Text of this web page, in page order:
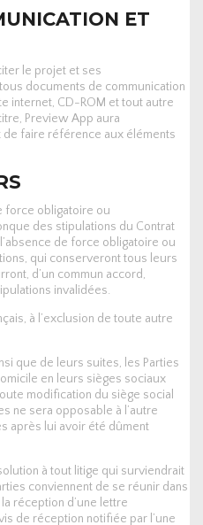
ET
le projet et ses
documents de communication
internet, CD-ROM et tout autre
Preview App aura
de faire référence aux éléments
force obligatoire ou
des stipulations du Contrat
de force obligatoire ou
qui conserveront tous leurs
d’un commun accord,
invalidées.
à l’exclusion de toute autre
que de leurs suites, les Parties
en leurs sièges sociaux
modification du siège social
ne sera opposable à l’autre
après lui avoir été dûment
à tout litige qui surviendrait
conviennent de se réunir dans
réception d’une lettre
de réception notifiée par l’une